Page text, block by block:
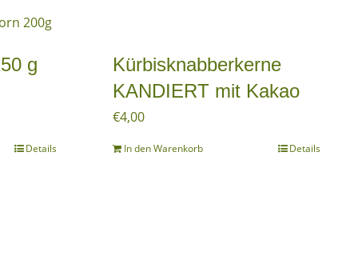
g
Details
Kürbisknabberkerne
KANDIERT mit Kakao
€4,00
In den Warenkorb Details